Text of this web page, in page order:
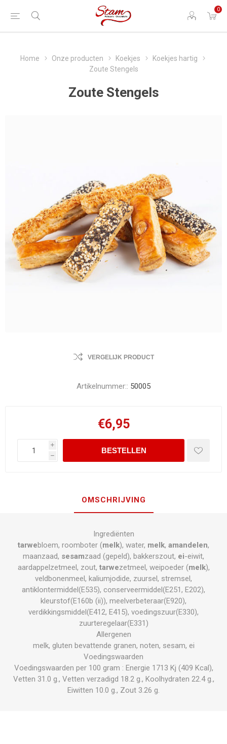
0
Home Onze producten Koekjes
Koekjes hartig
Zoute Stengels
Zoute Stengels
VERGELIJK PRODUCT
Artikelnummer:: 50005
€6,95
i
h
OMSCHRIJVING
Ingrediënten
tarwebloem, roomboter (melk), water, melk, amandelen,
maanzaad, sesamzaad (gepeld), bakkerszout, ei-eiwit,
aardappelzetmeel, zout, tarwezetmeel, weipoeder (melk),
veldbonenmeel, kaliumjodide, zuursel, stremsel,
antiklontermiddel(E535), conserveermiddel(E251, E202),
kleurstof(E160b (ii)), meelverbeteraar(E920),
verdikkingsmiddel(E412, E415), voedingszuur(E330),
zuurteregelaar(E331)
Allergenen
melk, gluten bevattende granen, noten, sesam, ei
Voedingswaarden
Voedingswaarden per 100 gram : Energie 1713 Kj (409 Kcal),
Vetten 31.0 g., Vetten verzadigd 18.2 g., Koolhydraten 22.4 g.,
Eiwitten 10.0 g., Zout 3.26 g.